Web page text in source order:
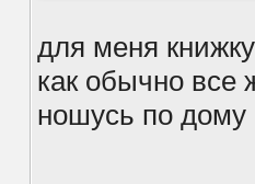
для меня
как обычно все
ношусь по дому